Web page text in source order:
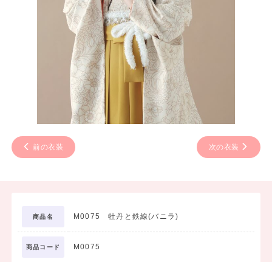
前の衣装 次の衣装
商品名 M0075 牡丹と鉄線(バニラ)
商品コード M0075